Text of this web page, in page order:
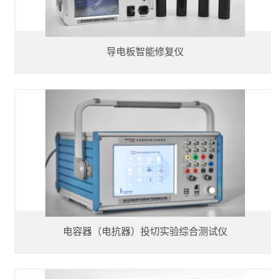
导电板智能修复仪
电容器（电抗器）投切实验综合测试仪